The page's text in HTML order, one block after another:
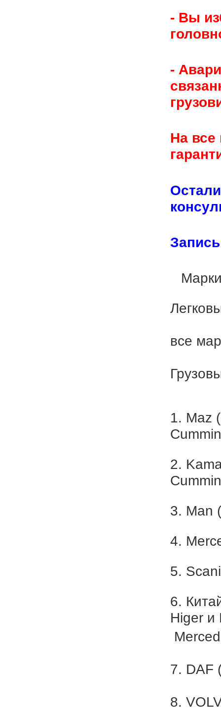
- Вы
-
На все
все
1. Maz
2.
3. Man
4.
5.
6.
Higer и
7. DAF
8.